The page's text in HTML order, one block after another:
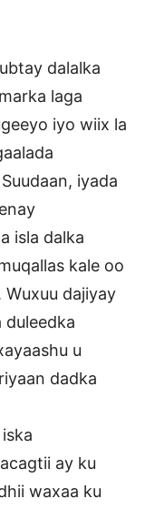
dalalka
laga
iyo wiix la
iyada
isla dalka
kale oo
dajiyay
duleedka
u
dadka
ay ku
waxaa ku